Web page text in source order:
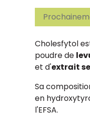
Cholesfytol
poudre de
et d'extrait
Sa
en
l'EFSA.